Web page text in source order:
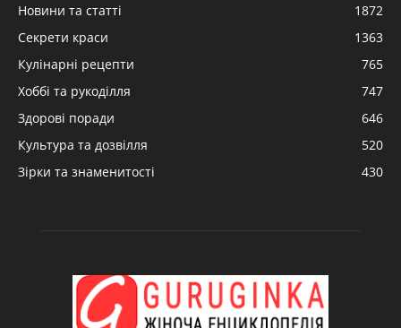
Новини та статті
1872
Секрети краси
1363
Кулінарні рецепти
765
Хоббі та рукоділля
747
Здорові поради
646
Культура та дозвілля
520
Зірки та знаменитості
430